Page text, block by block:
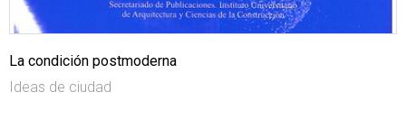
La condición postmoderna
Ideas de ciudad